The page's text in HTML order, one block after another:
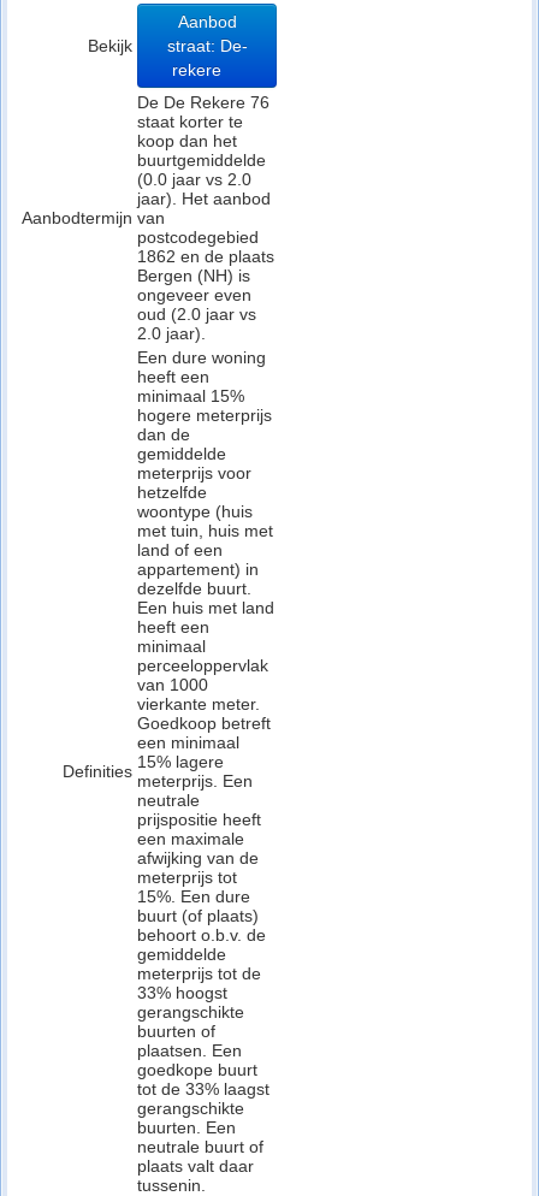
Bekijk
Aanbod
straat: De-
rekere
Aanbodtermijn
De De Rekere 76
staat korter te
koop dan het
buurtgemiddelde
(0.0 jaar vs 2.0
jaar). Het aanbod
van
postcodegebied
1862 en de plaats
Bergen (NH) is
ongeveer even
oud (2.0 jaar vs
2.0 jaar).
Definities
Een dure woning
heeft een
minimaal 15%
hogere meterprijs
dan de
gemiddelde
meterprijs voor
hetzelfde
woontype (huis
met tuin, huis met
land of een
appartement) in
dezelfde buurt.
Een huis met land
heeft een
minimaal
perceeloppervlak
van 1000
vierkante meter.
Goedkoop betreft
een minimaal
15% lagere
meterprijs. Een
neutrale
prijspositie heeft
een maximale
afwijking van de
meterprijs tot
15%. Een dure
buurt (of plaats)
behoort o.b.v. de
gemiddelde
meterprijs tot de
33% hoogst
gerangschikte
buurten of
plaatsen. Een
goedkope buurt
tot de 33% laagst
gerangschikte
buurten. Een
neutrale buurt of
plaats valt daar
tussenin.